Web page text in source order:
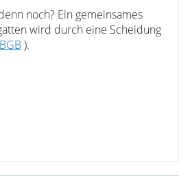
noch? Ein gemeinsames
wird durch eine Scheidung
).